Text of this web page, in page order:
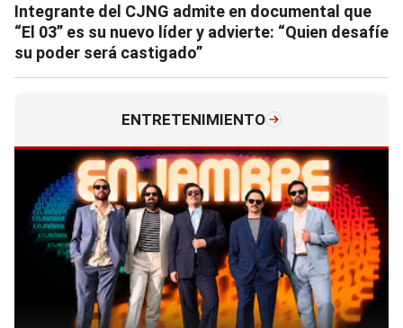
Integrante del CJNG admite en documental que
“El 03” es su nuevo líder y advierte: “Quien desafíe
su poder será castigado”
ENTRETENIMIENTO